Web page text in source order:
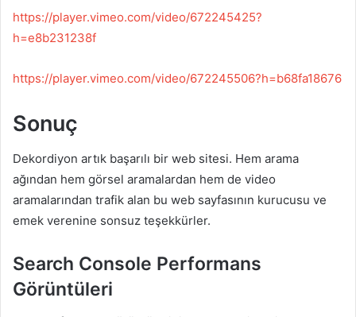
https://player.vimeo.com/video/672245425?
h=e8b231238f
https://player.vimeo.com/video/672245506?h=b68fa18676
Sonuç
Dekordiyon artık başarılı bir web sitesi. Hem arama
ağından hem görsel aramalardan hem de video
aramalarından trafik alan bu web sayfasının kurucusu ve
emek verenine sonsuz teşekkürler.
Search Console Performans
Görüntüleri